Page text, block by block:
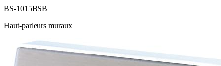
BS-1015BSB
Haut-parleurs muraux